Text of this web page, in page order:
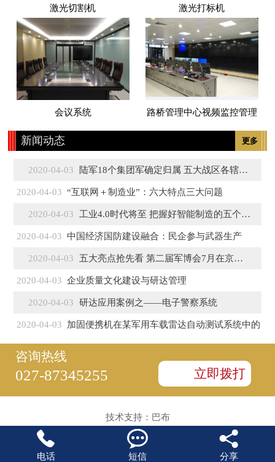
激光切割机 激光打标机
会议系统 路桥管理中心视频监控管理
更多
新闻动态
2020-04-03 陆军18个集团军确定归属 五大战区各辖3至5个
2020-04-03 “互联网＋制造业”：六大特点三大问题
2020-04-03 工业4.0时代将至 把握好智能制造的五个特征
2020-04-03 中国经济国防建设融合：民企参与武器生产
2020-04-03 五大亮点抢先看 第二届军博会7月在京盛大开幕
2020-04-03 企业质量文化建设与研达管理
2020-04-03 研达应用案例之——电子警察系统
2020-04-03 加固便携机在某军用车载雷达自动测试系统中的
咨询热线
027-87345255 立即拨打
技术支持： 巴布

电话

短信

分享